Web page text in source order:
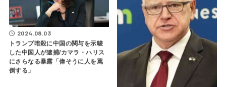
2024.08.03
トランプ暗殺に中国の関与を示唆
した中国人が逮捕/カマラ・ハリス
にさらなる暴露「偉そうに人を罵
倒する」